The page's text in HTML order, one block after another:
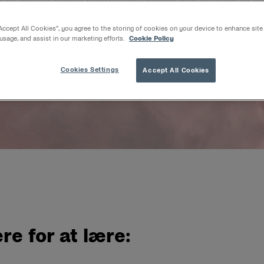
på irritation i skeden, herunder årsager og behandlinger.
for at lære:
All Cookies”, you agree to the storing of cookies on your device to enhance site
and assist in our marketing efforts.
Cookie Policy
Accept All Cookies
Cookies Settings